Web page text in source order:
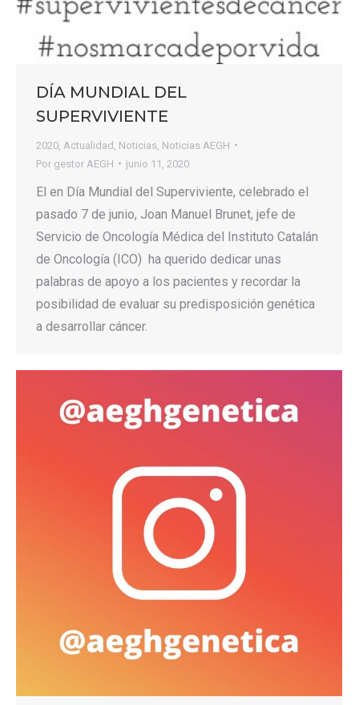
DÍA MUNDIAL DEL
SUPERVIVIENTE
2020 Actualidad Noticias Noticias AEGH
Por gestor AEGH junio 11, 2020
El en Día Mundial del Superviviente, celebrado el
pasado 7 de junio, Joan Manuel Brunet, jefe de
Servicio de Oncología Médica del Instituto Catalán
de Oncología (ICO) ha querido dedicar unas
palabras de apoyo a los pacientes y recordar la
posibilidad de evaluar su predisposición genética
a desarrollar cáncer.